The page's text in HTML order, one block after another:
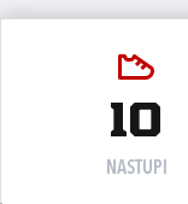
10
NASTUPI